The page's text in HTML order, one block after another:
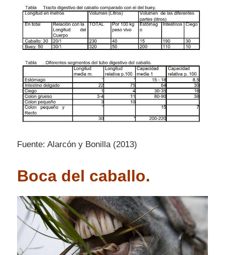
Fuente: Alarcón y Bonilla (2013)
Boca del caballo.